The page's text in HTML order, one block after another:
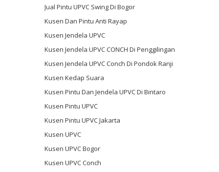
Jual Pintu UPVC Swing Di Bogor
Kusen Dan Pintu Anti Rayap
Kusen Jendela UPVC
Kusen Jendela UPVC CONCH Di Penggilingan
Kusen Jendela UPVC Conch Di Pondok Ranji
Kusen Kedap Suara
Kusen Pintu Dan Jendela UPVC Di Bintaro
Kusen Pintu UPVC
Kusen Pintu UPVC Jakarta
Kusen UPVC
Kusen UPVC Bogor
Kusen UPVC Conch